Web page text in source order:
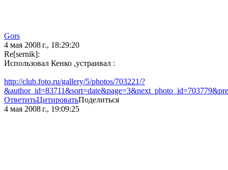
Gors
4 мая 2008 г., 18:29:20
Re[sernik]:
Использовал Кенко ,устраивал :
http://club.foto.ru/gallery/5/photos/703221/?
ОтветитьЦитироватьПоделиться
4 мая 2008 г., 19:09:25